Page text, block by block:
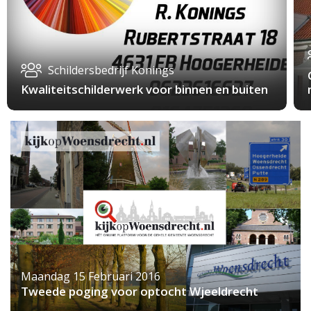
Schildersbedrijf Konings
Kwaliteitschilderwerk voor binnen en buiten
Maandag 15 Februari 2016
Tweede poging voor optocht Wjeeldrecht